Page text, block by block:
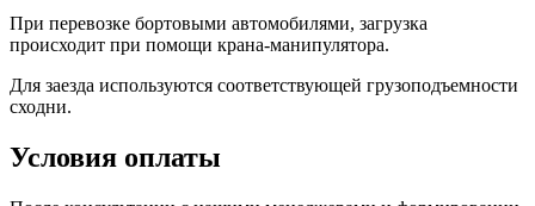
При перевозке бортовыми автомобилями, загрузка
происходит при помощи крана-манипулятора.
Для заезда используются соответствующей грузоподъемности
сходни.
Условия оплаты